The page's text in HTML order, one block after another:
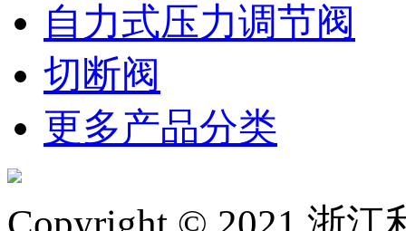
自力式压力调节阀
切断阀
更多产品分类